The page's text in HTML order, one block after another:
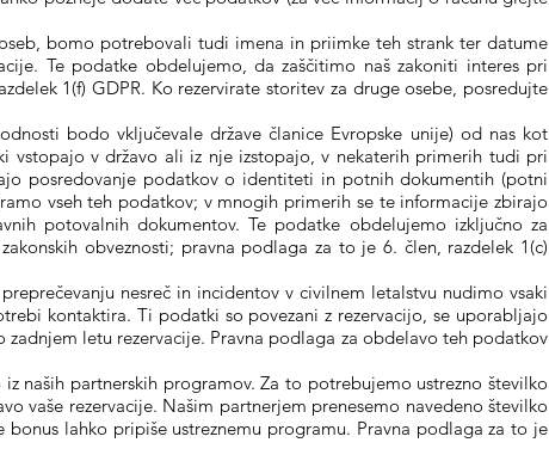
bomo potrebovali tudi imena in priimke teh strank ter datume
Te podatke obdelujemo, da zaščitimo naš zakoniti interes pri
1(f) GDPR. Ko rezervirate storitev za druge osebe, posredujte
bodo vključevale države članice Evropske unije) od nas kot
vstopajo v državo ali iz nje izstopajo, v nekaterih primerih tudi pri
posredovanje podatkov o identiteti in potnih dokumentih (potni
vseh teh podatkov; v mnogih primerih se te informacije zbirajo
potovalnih dokumentov. Te podatke obdelujemo izključno za
obveznosti; pravna podlaga za to je 6. člen, razdelek 1(c)
nesreč in incidentov v civilnem letalstvu nudimo vsaki
kontaktira. Ti podatki so povezani z rezervacijo, se uporabljajo
letu rezervacije. Pravna podlaga za obdelavo teh podatkov
naših partnerskih programov. Za to potrebujemo ustrezno številko
vaše rezervacije. Našim partnerjem prenesemo navedeno številko
lahko pripiše ustreznemu programu. Pravna podlaga za to je